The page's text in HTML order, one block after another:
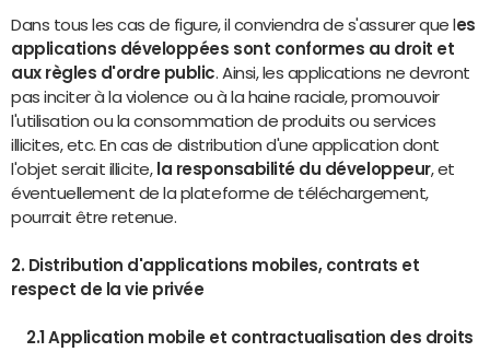
Dans tous les cas de figure, il conviendra de s'assurer que l es
applications développées sont conformes au droit et
aux règles d'ordre public. Ainsi, les applications ne devront
pas inciter à la violence ou à la haine raciale, promouvoir
l'utilisation ou la consommation de produits ou services
illicites, etc. En cas de distribution d'une application dont
l'objet serait illicite, la responsabilité du développeur, et
éventuellement de la plateforme de téléchargement,
pourrait être retenue.
2. Distribution d'applications mobiles, contrats et
respect de la vie privée
2.1 Application mobile et contractualisation des droits